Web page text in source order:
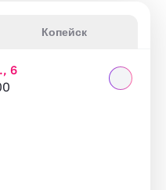
Копейск
6